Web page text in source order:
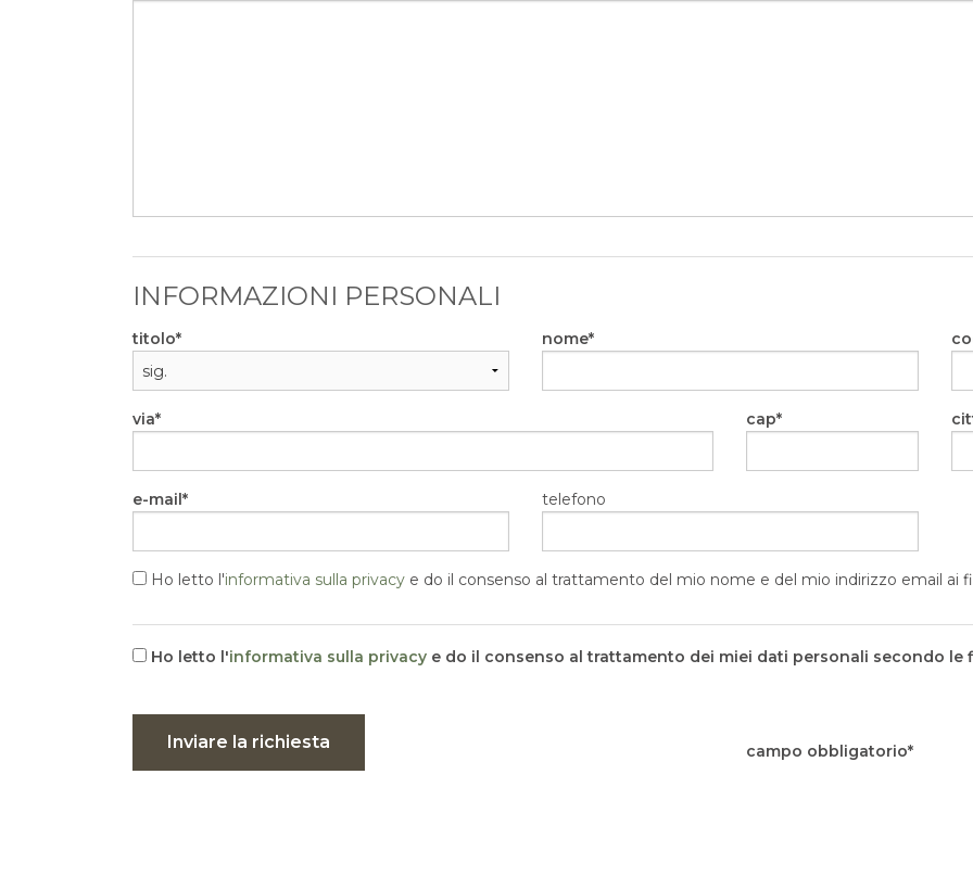
INFORMAZIONI PERSONALI
titolo nome
via cap
e-mail telefono
Ho letto l'informativa sulla privacye do il consenso al trattamento del mio nome e del mio indirizzo email ai
Ho letto l'informativa sulla privacye do il consenso al trattamento dei miei dati personali secondo le
Inviare la richiesta campo obbligatorio